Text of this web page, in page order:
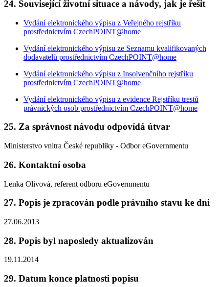
24. Související životní situace a návody, jak je řešit
Vydání elektronického výpisu z Veřejného rejstříku
prostřednictvím CzechPOINT@home
Vydání elektronického výpisu ze Seznamu kvalifikovaných
dodavatelů prostřednictvím CzechPOINT@home
Vydání elektronického výpisu z Insolvenčního rejstříku
prostřednictvím CzechPOINT@home
Vydání elektronického výpisu z evidence Rejstříku trestů
právnických osob prostřednictvím CzechPOINT@home
25. Za správnost návodu odpovídá útvar
Ministerstvo vnitra České republiky - Odbor eGovernmentu
26. Kontaktní osoba
Lenka Olivová, referent odboru eGovernmentu
27. Popis je zpracován podle právního stavu ke dni
27.06.2013
28. Popis byl naposledy aktualizován
19.11.2014
29. Datum konce platnosti popisu